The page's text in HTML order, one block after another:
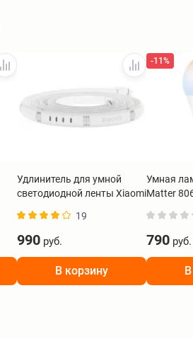
Удлинитель для умной
светодиодной ленты Xiaomi
BHR5934GL
19
990 руб.
В корзину
-11%
Умная
Matter
790 руб.